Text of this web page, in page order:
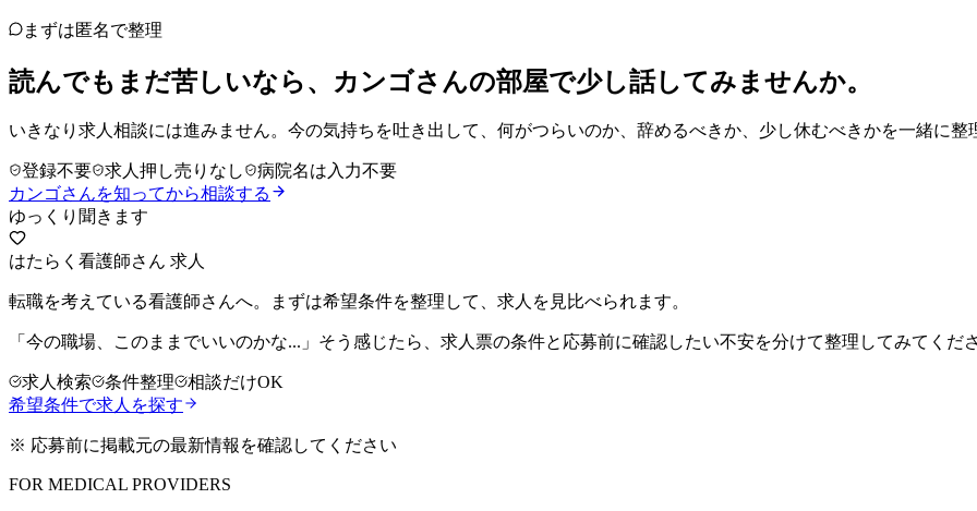
まずは匿名で整理
読んでもまだ苦しいなら、カンゴさんの部屋で少し話してみませんか。
いきなり求人相談には進みません。今の気持ちを吐き出して、何がつらいのか、辞めるべきか、少し休むべきかを一緒に整
登録不要 求人押し売りなし
病院名は入力不要
カンゴさんを知ってから相談する
ゆっくり聞きます
はたらく看護師さん 求人
転職を考えている看護師さんへ。まずは希望条件を整理して、求人を見比べられます。
「今の職場、このままでいいのかな...」そう感じたら、求人票の条件と応募前に確認したい不安を分けて整理してみてくだ
求人検索 条件整理
相談だけOK
希望条件で求人を探す
※ 応募前に掲載元の最新情報を確認してください
FOR MEDICAL PROVIDERS